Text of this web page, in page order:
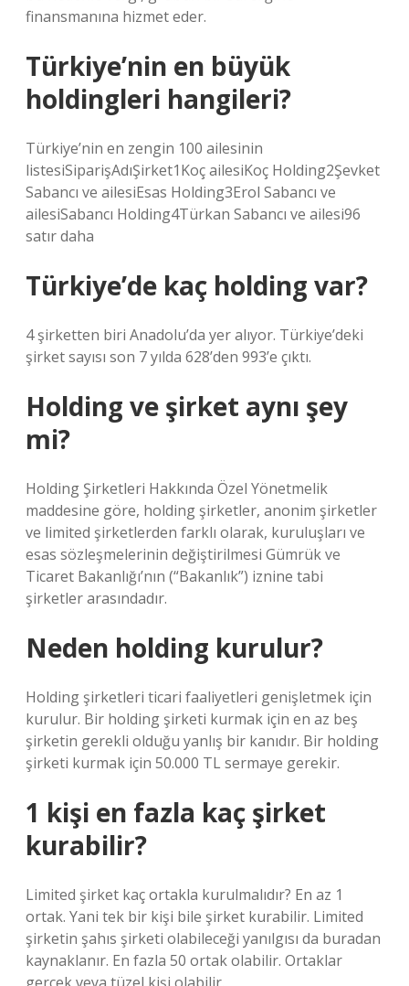
finansmanına hizmet eder.
Türkiye’nin en büyük
holdingleri hangileri?
Türkiye’nin en zengin 100 ailesinin
listesiSiparişAdıŞirket1Koç ailesiKoç Holding2Şevket
Sabancı ve ailesiEsas Holding3Erol Sabancı ve
ailesiSabancı Holding4Türkan Sabancı ve ailesi96
satır daha
Türkiye’de kaç holding var?
4 şirketten biri Anadolu’da yer alıyor. Türkiye’deki
şirket sayısı son 7 yılda 628’den 993’e çıktı.
Holding ve şirket aynı şey
mi?
Holding Şirketleri Hakkında Özel Yönetmelik
maddesine göre, holding şirketler, anonim şirketler
ve limited şirketlerden farklı olarak, kuruluşları ve
esas sözleşmelerinin değiştirilmesi Gümrük ve
Ticaret Bakanlığı’nın (“Bakanlık”) iznine tabi
şirketler arasındadır.
Neden holding kurulur?
Holding şirketleri ticari faaliyetleri genişletmek için
kurulur. Bir holding şirketi kurmak için en az beş
şirketin gerekli olduğu yanlış bir kanıdır. Bir holding
şirketi kurmak için 50.000 TL sermaye gerekir.
1 kişi en fazla kaç şirket
kurabilir?
Limited şirket kaç ortakla kurulmalıdır? En az 1
ortak. Yani tek bir kişi bile şirket kurabilir. Limited
şirketin şahıs şirketi olabileceği yanılgısı da buradan
kaynaklanır. En fazla 50 ortak olabilir. Ortaklar